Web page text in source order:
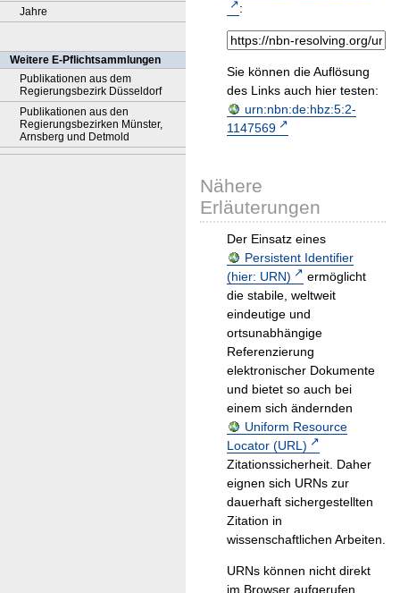
Jahre
Weitere E-Pflichtsammlungen
Publikationen aus dem
Regierungsbezirk Düsseldorf
Publikationen aus den
Regierungsbezirken Münster,
Arnsberg und Detmold
:
Sie können die Auflösung
des Links auch hier testen:
urn:nbn:de:hbz:5:2-
1147569
Nähere
Erläuterungen
Der Einsatz eines
Persistent Identifier
(hier: URN)
ermöglicht
die stabile, weltweit
eindeutige und
ortsunabhängige
Referenzierung
elektronischer Dokumente
und bietet so auch bei
einem sich ändernden
Uniform Resource
Locator (URL)
Zitationssicherheit. Daher
eignen sich URNs zur
dauerhaft sichergestellten
Zitation in
wissenschaftlichen Arbeiten.
URNs können nicht direkt
im Browser aufgerufen